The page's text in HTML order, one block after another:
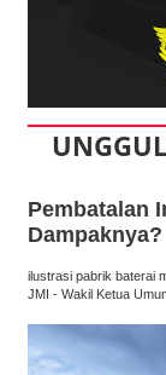
Pembatalan
Dampaknya?
ilustrasi pabrik baterai
JMI - Wakil Ketua